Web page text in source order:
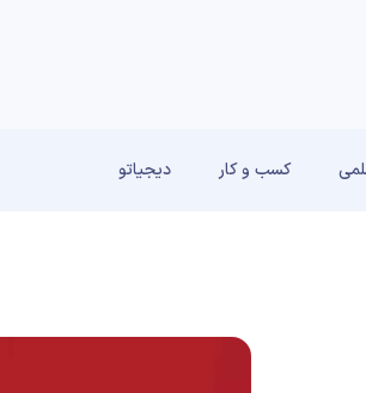
کسب و کار دیجیاتو